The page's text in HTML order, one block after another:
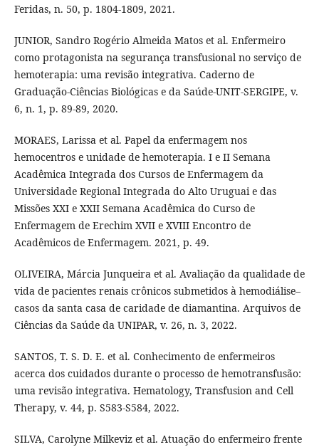
Feridas, n. 50, p. 1804-1809, 2021.
JUNIOR, Sandro Rogério Almeida Matos et al. Enfermeiro
como protagonista na segurança transfusional no serviço de
hemoterapia: uma revisão integrativa. Caderno de
Graduação-Ciências Biológicas e da Saúde-UNIT-SERGIPE, v.
6, n. 1, p. 89-89, 2020.
MORAES, Larissa et al. Papel da enfermagem nos
hemocentros e unidade de hemoterapia. I e II Semana
Acadêmica Integrada dos Cursos de Enfermagem da
Universidade Regional Integrada do Alto Uruguai e das
Missões XXI e XXII Semana Acadêmica do Curso de
Enfermagem de Erechim XVII e XVIII Encontro de
Acadêmicos de Enfermagem. 2021, p. 49.
OLIVEIRA, Márcia Junqueira et al. Avaliação da qualidade de
vida de pacientes renais crônicos submetidos à hemodiálise–
casos da santa casa de caridade de diamantina. Arquivos de
Ciências da Saúde da UNIPAR, v. 26, n. 3, 2022.
SANTOS, T. S. D. E. et al. Conhecimento de enfermeiros
acerca dos cuidados durante o processo de hemotransfusão:
uma revisão integrativa. Hematology, Transfusion and Cell
Therapy, v. 44, p. S583-S584, 2022.
SILVA, Carolyne Milkeviz et al. Atuação do enfermeiro frente